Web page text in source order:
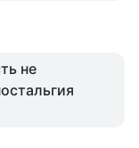
не